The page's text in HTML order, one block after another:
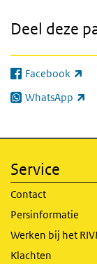
Deel deze
Facebook
(externe link)
WhatsApp
(externe link)
Service
Contact
Persinformatie
Werken bij het
Klachten